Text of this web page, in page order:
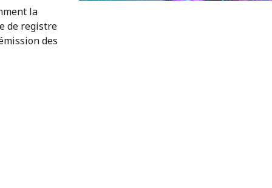
la
de registre
des